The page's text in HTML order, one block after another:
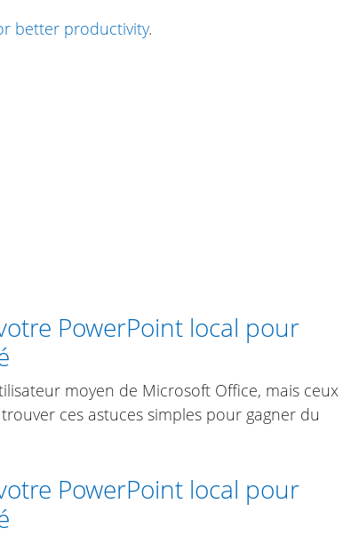
better productivity.
PowerPoint local pour
moyen de Microsoft Office, mais ceux
ces astuces simples pour gagner du
PowerPoint local pour